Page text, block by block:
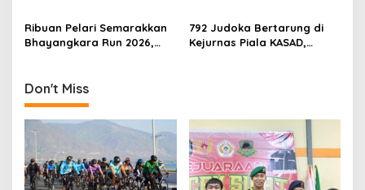
n
Juara untuk Indonesia
Olahraga Bersama Hari
Bhayangkara ke-80 di
Papua Barat
Ribuan Pelari Semarakkan
Bhayangkara Run 2026,
792 Judoka Bertarung di
Kejurnas Piala KASAD,
Don't Miss